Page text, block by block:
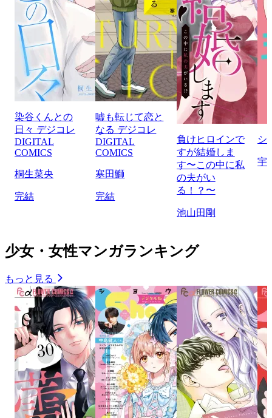
染谷くんとの
日々 デジコレ
DIGITAL
COMICS
桐生菜央
完結
嘘も転じて恋と
なる デジコレ
DIGITAL
COMICS
寒田鰤
完結
負けヒロインで
すが結婚しま
す〜この中に私
の夫がい
る！？〜
池山田剛
シ
宇
少女・女性マンガランキング
もっと見る